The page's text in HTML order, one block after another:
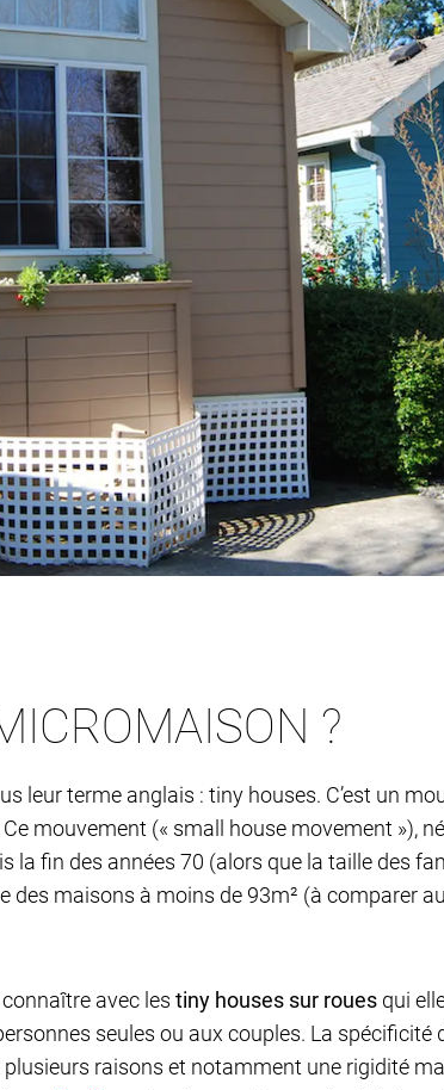
?
leur terme anglais : tiny houses. C’est un
mouvement (« small house movement »),
la fin des années 70 (alors que la taille des
maisons à moins de 93m² (à comparer
avec les tiny houses sur rouesqui
seules ou aux couples. La
plusieurs raisons et notamment une rigidité